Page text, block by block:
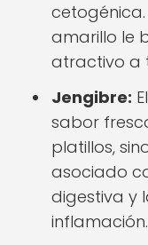
amarillo le
atractivo a
Jengibre:
sabor
platillos,
asociado
digestiva y
inflamación.